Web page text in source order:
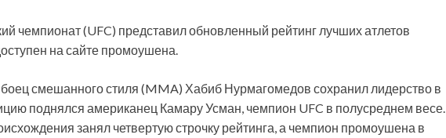
чемпионат (UFC) представил обновленный рейтинг лучших атлетов
на сайте промоушена.
боец смешанного стиля (MMA) Хабиб Нурмагомедов сохранил лидерство в
поднялся американец Камару Усман, чемпион UFC в полусреднем весе.
занял четвертую строчку рейтинга, а чемпион промоушена в